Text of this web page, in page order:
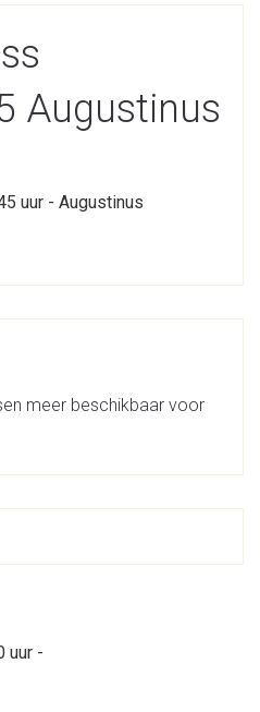
Augustinus
uur - Augustinus
meer beschikbaar voor
uur -